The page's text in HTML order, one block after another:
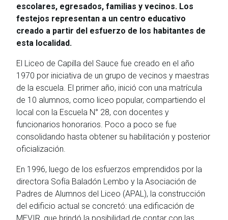
escolares, egresados, familias y vecinos. Los
festejos representan a un centro educativo
creado a partir del esfuerzo de los habitantes de
esta localidad.
El Liceo de Capilla del Sauce fue creado en el año
1970 por iniciativa de un grupo de vecinos y maestras
de la escuela. El primer año, inició con una matrícula
de 10 alumnos, como liceo popular, compartiendo el
local con la Escuela N° 28, con docentes y
funcionarios honorarios. Poco a poco se fue
consolidando hasta obtener su habilitación y posterior
oficialización.
En 1996, luego de los esfuerzos emprendidos por la
directora Sofía Baladón Lembo y la Asociación de
Padres de Alumnos del Liceo (APAL), la construcción
del edificio actual se concretó: una edificación de